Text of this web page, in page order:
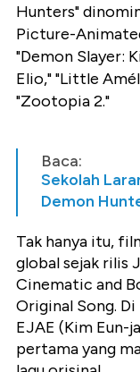
Hunters"
Picture-
"Demon Slayer:
Elio," "Little
"Zootopia 2."
Baca:
Sekolah
Demon
Tak hanya itu,
global sejak rilis
Cinematic and
Original Song.
EJAE (Kim Eun-
pertama yang